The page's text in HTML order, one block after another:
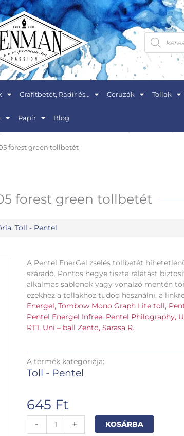
Products
search
Grafitbetét, Radír és… Ceruzák Tollak
Papír Blog
forest green tollbetét
forest green tollbetét
Toll - Pentel
A Pentel EnerGel zselés tollbetét
száradó. Pontos hegye tiszta rálátást
alkalmas sablonok vagy vonalzó mentén
ezekhez a tollakhoz tudod használni, a
Energel, Tombow Mono Graph Lite toll,
Pentel Energel Infree, Pentel Philography,
RT1, Uni – ball Zento, Sarasa R.
A termék kategóriája:
Toll - Pentel
645 Ft
- + KOSÁRBA